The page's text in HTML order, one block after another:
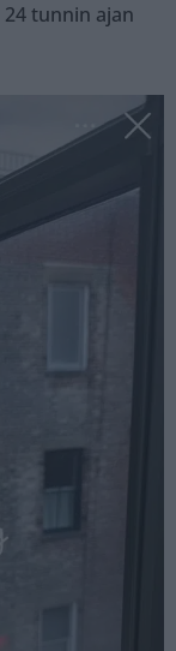
24 tunnin ajan